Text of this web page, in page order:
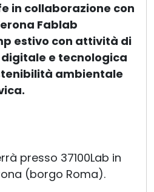
in collaborazione con
Fablab
estivo con attività di
e tecnologica
ambientale
presso 37100Lab in
(borgo Roma).